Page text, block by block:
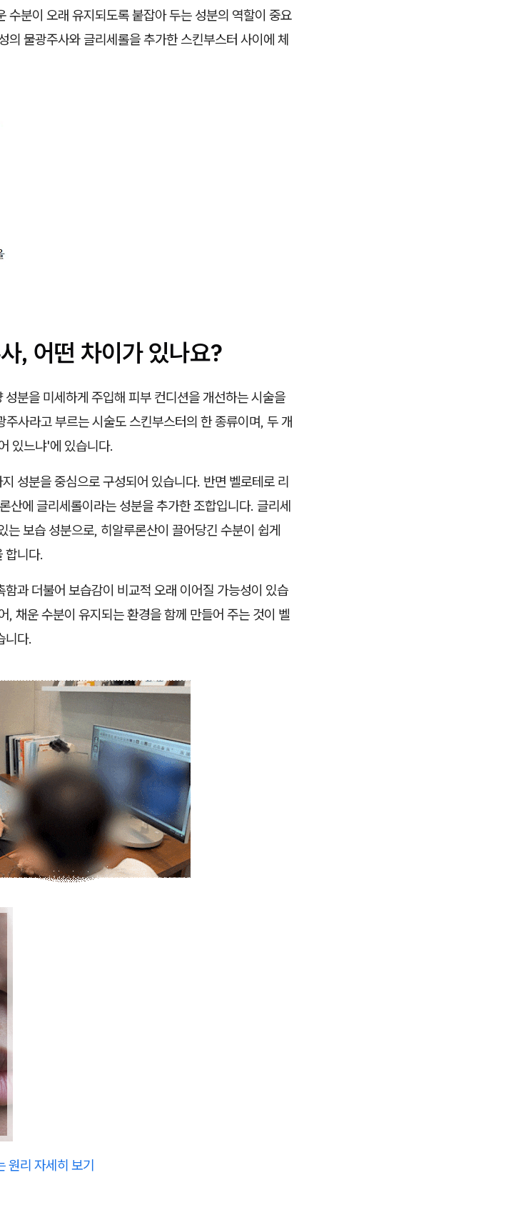
수분이 오래 유지되도록 붙잡아 두는 성분의 역할이 중요
의 물광주사와 글리세롤을 추가한 스킨부스터 사이에 체
, 어떤 차이가 있나요?
분을 미세하게 주입해 피부 컨디션을 개선하는 시술을
사라고 부르는 시술도 스킨부스터의 한 종류이며, 두 개
있느냐'에 있습니다.
성분을 중심으로 구성되어 있습니다. 반면 벨로테로 리
에 글리세롤이라는 성분을 추가한 조합입니다. 글리세
는 보습 성분으로, 히알루론산이 끌어당긴 수분이 쉽게
합니다.
과 더불어 보습감이 비교적 오래 이어질 가능성이 있습
, 채운 수분이 유지되는 환경을 함께 만들어 주는 것이 벨
니다.
원리 자세히 보기